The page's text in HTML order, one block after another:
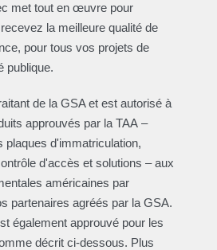
met tout en œuvre pour
la meilleure qualité de
pour tous vos projets de
publique.
de la GSA et est autorisé à
approuvés par la TAA –
plaques d'immatriculation,
d'accès et solutions – aux
américaines par
partenaires agréés par la GSA.
également approuvé pour les
décrit ci-dessous. Plus